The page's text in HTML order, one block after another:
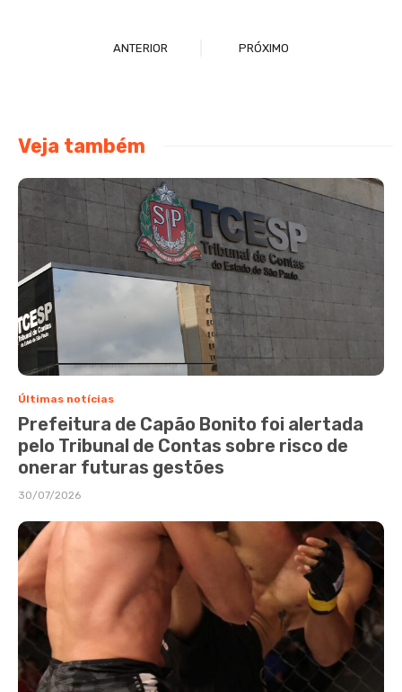
ANTERIOR PRÓXIMO
Veja também
Últimas notícias
Prefeitura de Capão Bonito foi alertada
pelo Tribunal de Contas sobre risco de
onerar futuras gestões
30/07/2026